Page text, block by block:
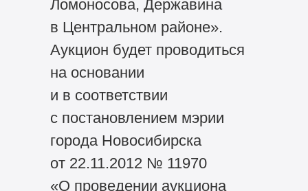
Ломоносова, Державина
в Центральном районе».
Аукцион будет проводиться
на основании
и в соответствии
с постановлением мэрии
города Новосибирска
от 22.11.2012 № 11970
«О проведении аукциона